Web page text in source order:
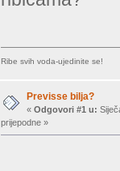
Ribe svih voda-ujedinite se!
Previsse bilja?
« Odgovori #1 u:
prijepodne »